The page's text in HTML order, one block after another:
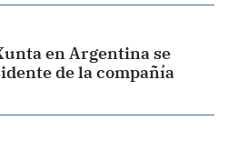
en Argentina se
de la compañía